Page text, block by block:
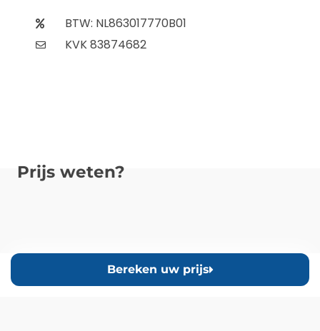
BTW: NL863017770B01
KVK 83874682
Prijs weten?
Bereken uw prijs